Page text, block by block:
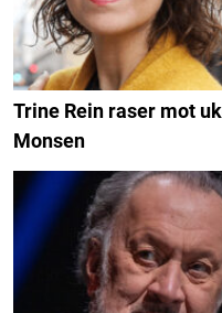
Trine Rein raser mot
Monsen